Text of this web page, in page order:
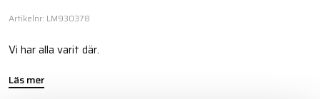
Artikelnr: LM930378
Vi har alla varit där.
Läs mer